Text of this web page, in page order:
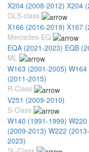
X204 (2008-2012) X204
GLS-class
X166 (2016-2019) X167
Mercedes-EQ
EQA (2021-2023) EQB
ML
W163 (2001-2005)
(2011-2015)
R-Class
V251 (2009-2010)
S-Class
W140 (1991-1999)
(2009-2013) W222
2023)